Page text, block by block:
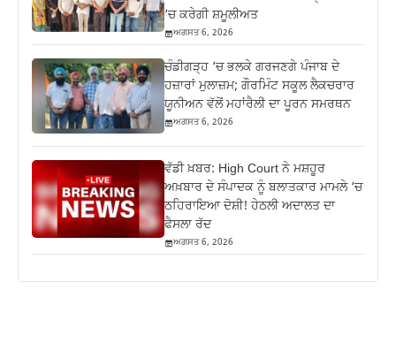
‘ਚ ਕਰੇਗੀ ਸ਼ਮੂਲੀਅਤ
ਅਗਸਤ 6, 2026
ਚੰਡੀਗੜ੍ਹ ‘ਚ ਭਲਕੇ ਗਰਜਣਗੇ ਪੰਜਾਬ ਦੇ
ਹਜ਼ਾਰਾਂ ਮੁਲਾਜ਼ਮ; ਗੌਰਮਿੰਟ ਸਕੂਲ ਲੈਕਚਰਾਰ
ਯੂਨੀਅਨ ਵੱਲੋਂ ਮਹਾਂਰੈਲੀ ਦਾ ਪੂਰਨ ਸਮਰਥਨ
ਅਗਸਤ 6, 2026
ਵੱਡੀ ਖ਼ਬਰ: High Court ਨੇ ਮਸ਼ਹੂਰ
ਅਖ਼ਬਾਰ ਦੇ ਸੰਪਾਦਕ ਨੂੰ ਬਲਾਤਕਾਰ ਮਾਮਲੇ ‘ਚ
ਠਹਿਰਾਇਆ ਦੋਸ਼ੀ! ਹੇਠਲੀ ਅਦਾਲਤ ਦਾ
ਫੈਸਲਾ ਰੱਦ
ਅਗਸਤ 6, 2026